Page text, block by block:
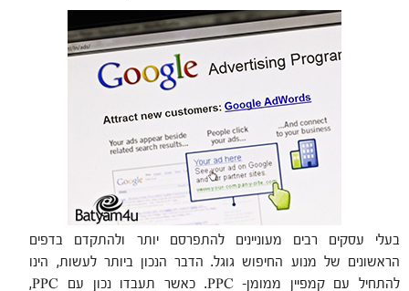
בעלי עסקים רבים מעוניינים להתפרסם יותר ולהתקדם בדפים
הראשונים של מנוע החיפוש גוגל. הדבר הנכון ביותר לעשות, הינו
להתחיל עם קמפיין ממומן- PPC. כאשר תעבדו נכון עם PPC,